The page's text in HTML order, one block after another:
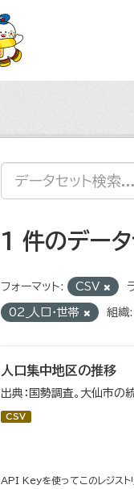
1 件のデータ
フォーマット: CSV
02_人口・世帯 組織:
人口集中地区の推移
出典：国勢調査。大仙市の
CSV
API Keyを使ってこのレジスト